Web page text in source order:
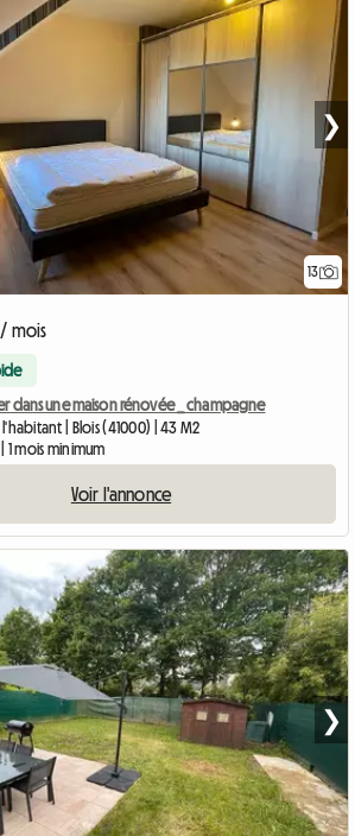
13
❯
mois
dans une maison rénovée _ champagne
| Blois (41000) | 43 M2
1 mois minimum
Voir l'annonce
❯